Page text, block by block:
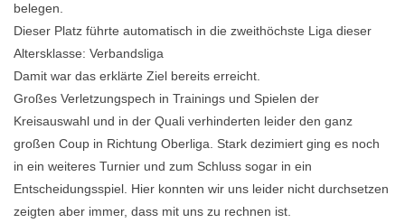
belegen.
Dieser Platz führte automatisch in die zweithöchste Liga dieser
Altersklasse: Verbandsliga
Damit war das erklärte Ziel bereits erreicht.
Großes Verletzungspech in Trainings und Spielen der
Kreisauswahl und in der Quali verhinderten leider den ganz
großen Coup in Richtung Oberliga. Stark dezimiert ging es noch
in ein weiteres Turnier und zum Schluss sogar in ein
Entscheidungsspiel. Hier konnten wir uns leider nicht durchsetzen
zeigten aber immer, dass mit uns zu rechnen ist.